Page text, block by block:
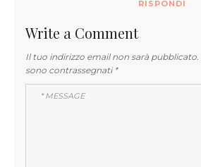
RISPONDI
Write a Comment
Il tuo indirizzo email non sarà pubblicato.
sono contrassegnati *